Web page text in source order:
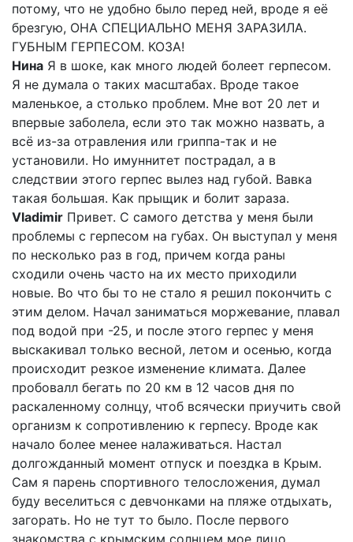
потому, что не удобно было перед ней, вроде я её
брезгую, ОНА СПЕЦИАЛЬНО МЕНЯ ЗАРАЗИЛА.
ГУБНЫМ ГЕРПЕСОМ. КОЗА!
Нина Я в шоке, как много людей болеет герпесом.
Я не думала о таких масштабах. Вроде такое
маленькое, а столько проблем. Мне вот 20 лет и
впервые заболела, если это так можно назвать, а
всё из-за отравления или гриппа-так и не
установили. Но имуннитет пострадал, а в
следствии этого герпес вылез над губой. Вавка
такая большая. Как прыщик и болит зараза.
Vladimir Привет. С самого детства у меня были
проблемы с герпесом на губах. Он выступал у меня
по несколько раз в год, причем когда раны
сходили очень часто на их место приходили
новые. Во что бы то не стало я решил покончить с
этим делом. Начал заниматься моржевание, плавал
под водой при -25, и после этого герпес у меня
выскакивал только весной, летом и осенью, когда
происходит резкое изменение климата. Далее
пробовалл бегать по 20 км в 12 часов дня по
раскаленному солнцу, чтоб всячески приучить свой
организм к сопротивлению к герпесу. Вроде как
начало более менее налаживаться. Настал
долгожданный момент отпуск и поездка в Крым.
Сам я парень спортивного телосложения, думал
буду веселиться с девчонками на пляже отдыхать,
загорать. Но не тут то было. После первого
знакомства с крымским солнцем мое лицо